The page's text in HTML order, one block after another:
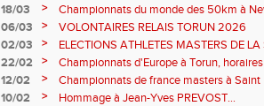
18/03
>
Championnats du monde des 50km à
Sébastien DOUMENC.
06/03 >
VOLONTAIRES RELAIS TORUN 2026
02/03
>
ELECTIONS ATHLETES MASTERS DE
2ème vote : athlètes hommes.
22/02 >
Championnats d'Europe à Torun,
informations...
12/02 >
Championnats de france masters à Saint
février 2026.
10/02 >
Hommage à Jean-Yves PREVOST...